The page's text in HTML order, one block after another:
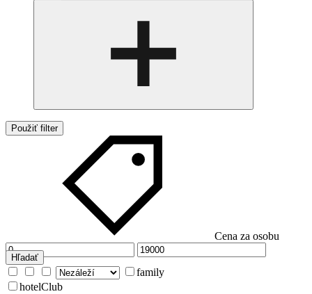
Použiť filter
Cena za osobu
Hľadať
family
hotelClub